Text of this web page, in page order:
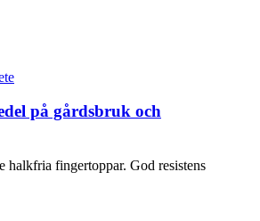
på gårdsbruk och
fingertoppar. God resistens